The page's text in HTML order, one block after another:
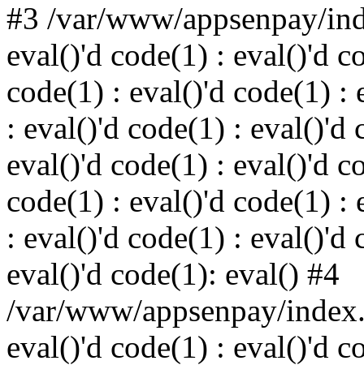
#3 /var/www/appsenpay/
eval()'d code(1) : eval()'d
code(1) : eval()'d code(1) :
: eval()'d code(1) : eval()'d
eval()'d code(1) : eval()'d
code(1) : eval()'d code(1) :
: eval()'d code(1) : eval()'d
eval()'d code(1): eval() #4
/var/www/appsenpay/
eval()'d code(1) : eval()'d